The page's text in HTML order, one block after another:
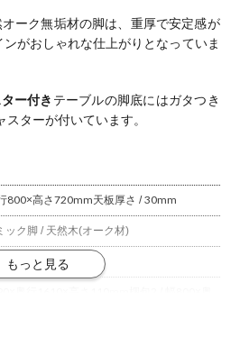
オーク無垢材の脚は、重厚で安定感が
がおしゃれな仕上がりとなっていま
ー付き テーブルの脚底にはガタつき
ターが付いています。
800×高さ720mm天板厚さ / 30mm
ック 脚 / 天然木(オーク材)